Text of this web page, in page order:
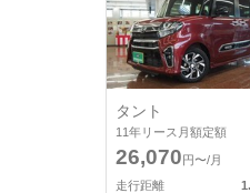
タント
11年リース月額定額
26,070 円〜/月
走行距離